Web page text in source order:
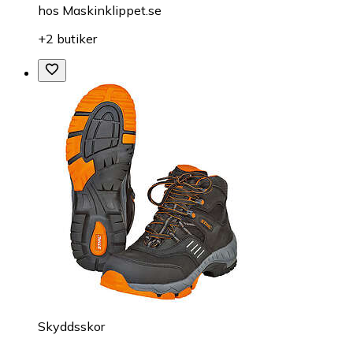
hos Maskinklippet.se
+2 butiker
Skyddsskor